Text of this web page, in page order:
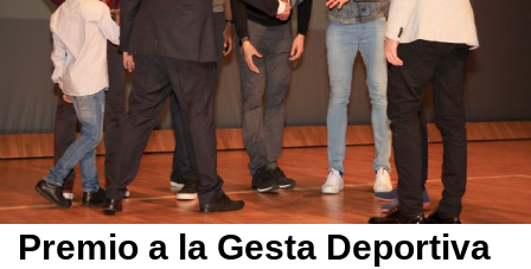
Premio a la Gesta Deportiva